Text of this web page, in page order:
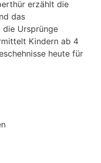
erzählt die
das
die Ursprünge
Kindern ab 4
heute für